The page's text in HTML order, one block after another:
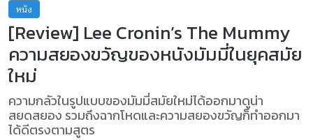
หนัง
[Review] Lee Cronin’s The Mummy
ความสยองขวัญของหนังมัมมี่ในยุคสมัย
ใหม่
ความกลัวในรูปแบบของมัมมี่สมัยใหม่ได้ออกมาดูน่า
สยดสยอง รวมถึงฉากโหดและความสยองขวัญก็ทำออกมา
ได้ดีตรงตามสูตร